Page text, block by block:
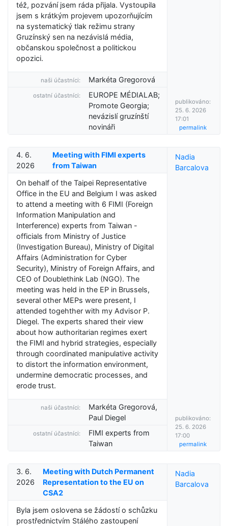
též, pozvání jsem ráda přijala. Vystoupila
jsem s krátkým projevem upozorňujícím
na systematický tlak režimu strany
Gruzínský sen na nezávislá média,
občanskou společnost a politickou
opozici.
naši účastníci: Markéta Gregorová
ostatní účastníci:
EUROPE MÉDIALAB;
Promote Georgia;
nevázislí gruzínští
novináři
publikováno:
25. 6. 2026
17:01
permalink
4. 6.
2026
Meeting with FIMI experts
from Taiwan
On behalf of the Taipei Representative
Office in the EU and Belgium I was asked
to attend a meeting with 6 FIMI (Foreign
Information Manipulation and
Interference) experts from Taiwan -
officials from Ministry of Justice
(Investigation Bureau), Ministry of Digital
Affairs (Administration for Cyber
Security), Ministry of Foreign Affairs, and
CEO of Doublethink Lab (NGO). The
meeting was held in the EP in Brussels,
several other MEPs were present, I
attended togehther with my Advisor P.
Diegel. The experts shared their view
about how authoritarian regimes exert
the FIMI and hybrid strategies, especially
through coordinated manipulative activity
to distort the information environment,
undermine democratic processes, and
erode trust.
naši účastníci:
Markéta Gregorová,
Paul Diegel
ostatní účastníci:
FIMI experts from
Taiwan
Nadia
Barcalova
publikováno:
25. 6. 2026
17:00
permalink
3. 6.
2026
Meeting with Dutch Permanent
Representation to the EU on
CSA2
Byla jsem oslovena se žádostí o schůzku
prostřednictvím Stálého zastoupení
Nadia
Barcalova